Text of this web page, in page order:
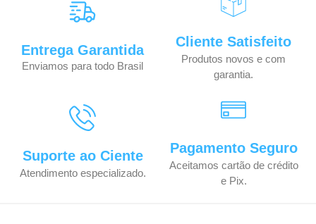
Entrega Garantida
Enviamos para todo Brasil
Cliente Satisfeito
Produtos novos e com
garantia.
Suporte ao Ciente
Atendimento especializado.
Pagamento Seguro
Aceitamos cartão de crédito
e Pix.